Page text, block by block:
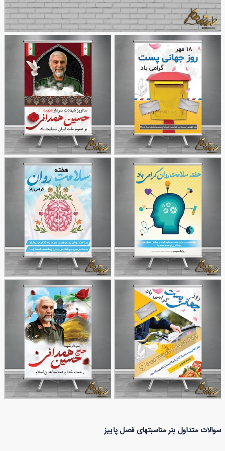
طرح بنر هفته پیوند اولیا و مربیان
طرح بنر روز جهانی پست
طرح بنر شهادت سردار
همدانی
طرح استند
روز جهانی سلامت روان
طرح
بنر روز جهانی سلامت روان
بنر روز جهانی پست
سوالات متداول بنر مناسبتهای فصل پاییز